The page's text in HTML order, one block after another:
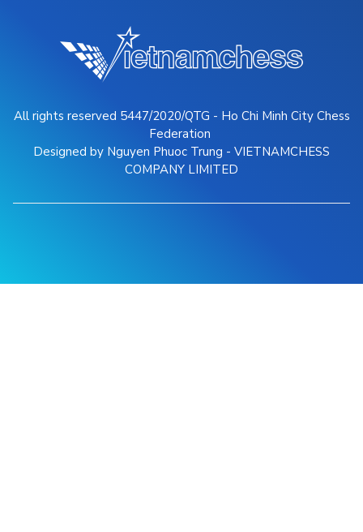
All rights reserved 5447/2020/QTG - Ho Chi Minh City Chess
Federation
Designed by Nguyen Phuoc Trung - VIETNAMCHESS
COMPANY LIMITED